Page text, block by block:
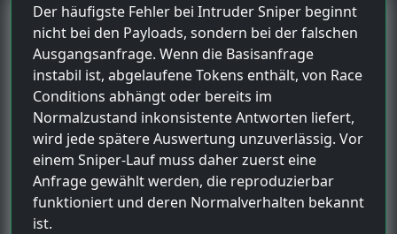
Der häufigste Fehler bei Intruder Sniper beginnt
nicht bei den Payloads, sondern bei der falschen
Ausgangsanfrage. Wenn die Basisanfrage
instabil ist, abgelaufene Tokens enthält, von Race
Conditions abhängt oder bereits im
Normalzustand inkonsistente Antworten liefert,
wird jede spätere Auswertung unzuverlässig. Vor
einem Sniper-Lauf muss daher zuerst eine
Anfrage gewählt werden, die reproduzierbar
funktioniert und deren Normalverhalten bekannt
ist.